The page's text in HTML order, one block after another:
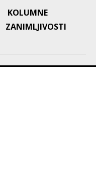
KOLUMNE
ZANIMLJIVOSTI